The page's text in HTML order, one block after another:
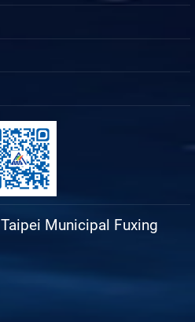
Taipei Municipal Fuxing